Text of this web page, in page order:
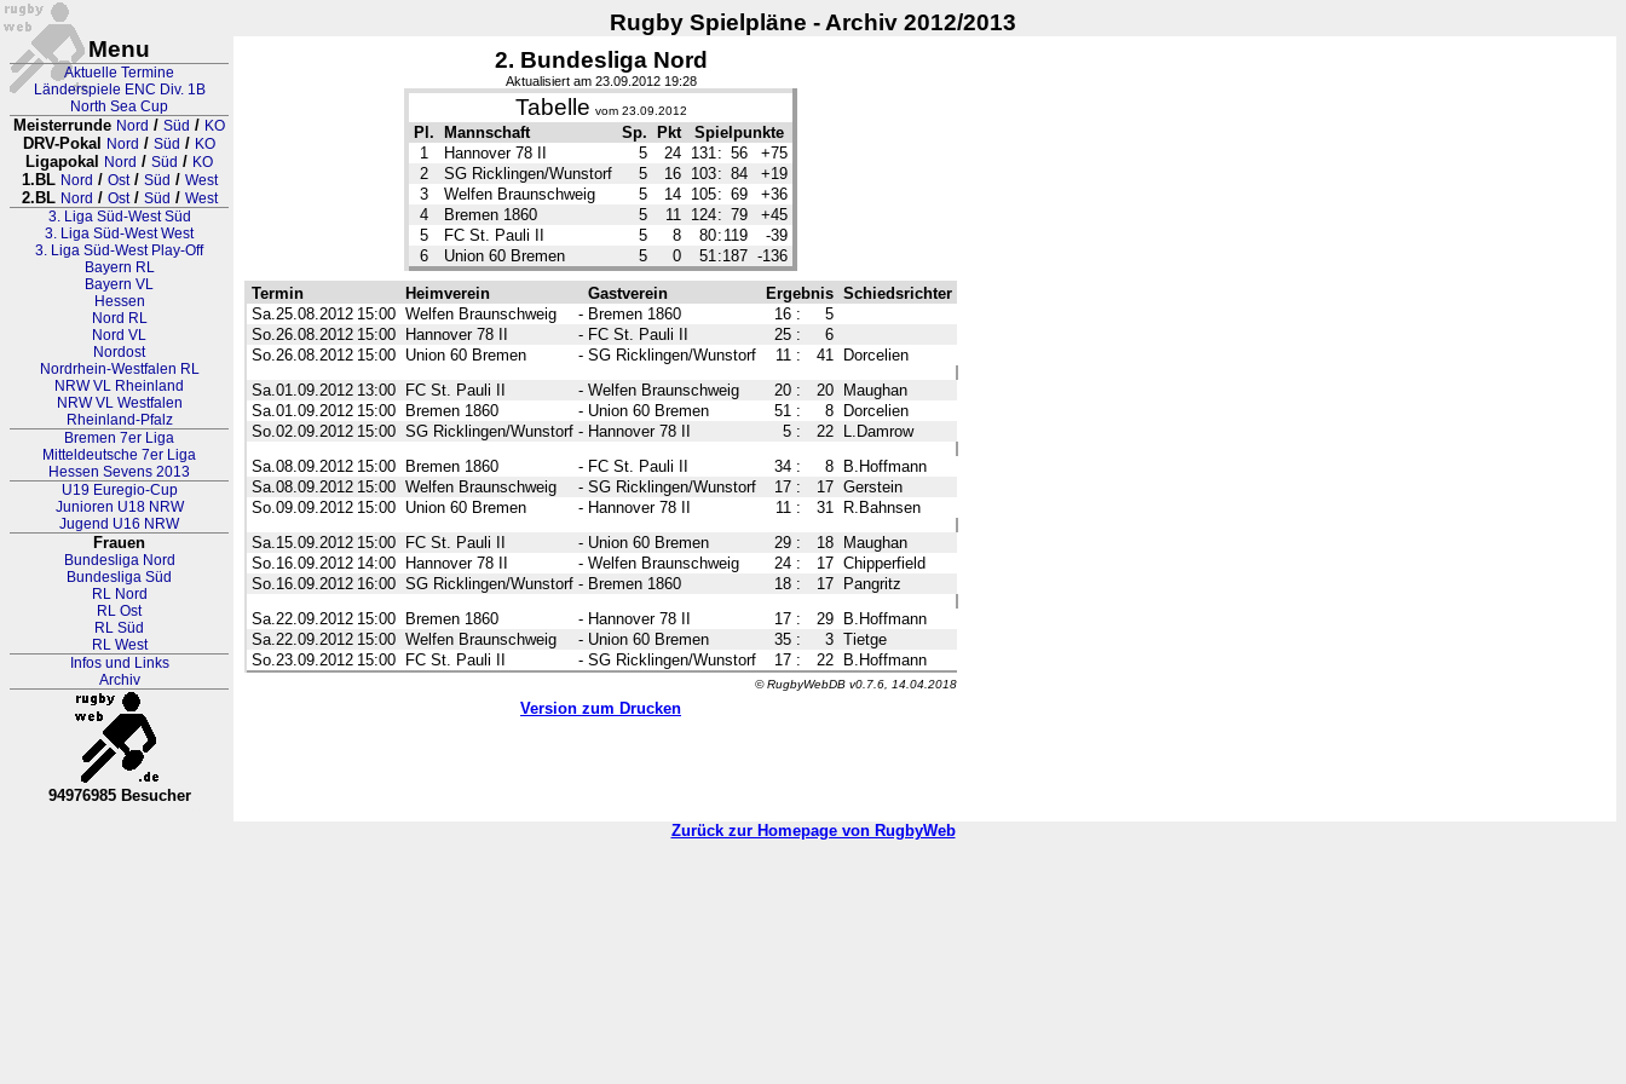
Rugby Spielpläne - Archiv 2012/2013
Menu
Aktuelle Termine
Länderspiele ENC Div. 1B
North Sea Cup
Meisterrunde Nord / Süd / KO
DRV-Pokal Nord / Süd / KO
Ligapokal Nord / Süd / KO
1.BL Nord / Ost/ Süd / West
2.BL Nord / Ost/ Süd / West
3. Liga Süd-West Süd
3. Liga Süd-West West
3. Liga Süd-West Play-Off
Bayern RL
Bayern VL
Hessen
Nord RL
Nord VL
Nordost
Nordrhein-Westfalen RL
NRW VL Rheinland
NRW VL Westfalen
Rheinland-Pfalz
Bremen 7er Liga
Mitteldeutsche 7er Liga
Hessen Sevens 2013
U19 Euregio-Cup
Junioren U18 NRW
Jugend U16 NRW
Frauen
Bundesliga Nord
Bundesliga Süd
RL Nord
RL Ost
RL Süd
RL West
Infos und Links
Archiv
94976985 Besucher
2. Bundesliga Nord
Aktualisiert am 23.09.2012 19:28
Tabelle vom 23.09.2012
Pl. Mannschaft Sp. Pkt
Spielpunkte
1
Hannover 78 II 5 24 131: 56
+75
2
SG Ricklingen/Wunstorf 5 16 103: 84
+19
3
Welfen Braunschweig 5 14 105: 69
+36
4
Bremen 1860 5 11 124: 79
+45
5
FC St. Pauli II 5 8 80: 119
-39
6
Union 60 Bremen 5 0 51:187 -136
Termin Heimverein Gastverein Ergebnis Schiedsrichter
Sa.25.08.2012 15:00 Welfen Braunschweig - Bremen 1860 16 :
5
So.26.08.2012 15:00 Hannover 78 II - FC St. Pauli II 25 :
6
So.26.08.2012 15:00 Union 60 Bremen - SG Ricklingen/Wunstorf 11 : 41
Dorcelien
Sa.01.09.2012 13:00 FC St. Pauli II - Welfen Braunschweig 20 : 20
Maughan
Sa.01.09.2012 15:00 Bremen 1860 - Union 60 Bremen 51 : 8
Dorcelien
So.02.09.2012 15:00 SG Ricklingen/Wunstorf - Hannover 78 II 5 : 22
L.Damrow
Sa.08.09.2012 15:00 Bremen 1860 - FC St. Pauli II 34 : 8
B.Hoffmann
Sa.08.09.2012 15:00 Welfen Braunschweig - SG Ricklingen/Wunstorf 17 : 17 Gerstein
So.09.09.2012 15:00 Union 60 Bremen - Hannover 78 II 11 : 31
R.Bahnsen
Sa.15.09.2012 15:00 FC St. Pauli II - Union 60 Bremen 29 : 18
Maughan
So.16.09.2012 14:00 Hannover 78 II - Welfen Braunschweig 24 : 17 Chipperfield
So.16.09.2012 16:00 SG Ricklingen/Wunstorf - Bremen 1860 18 : 17
Pangritz
Sa.22.09.2012 15:00 Bremen 1860 - Hannover 78 II 17 : 29
B.Hoffmann
Sa.22.09.2012 15:00 Welfen Braunschweig - Union 60 Bremen 35 : 3 Tietge
So.23.09.2012 15:00 FC St. Pauli II - SG Ricklingen/Wunstorf 17 : 22 B.Hoffmann
© RugbyWebDB v0.7.6, 14.04.2018
Version zum Drucken
Zurück zur Homepage von RugbyWeb